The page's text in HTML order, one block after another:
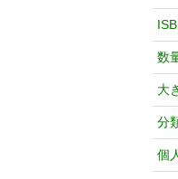
数
大
分
個